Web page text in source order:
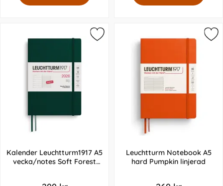
Kalender Leuchtturm1917 A5
vecka/notes Soft Forest
Leuchtturm Notebook A5
hard Pumpkin linjerad